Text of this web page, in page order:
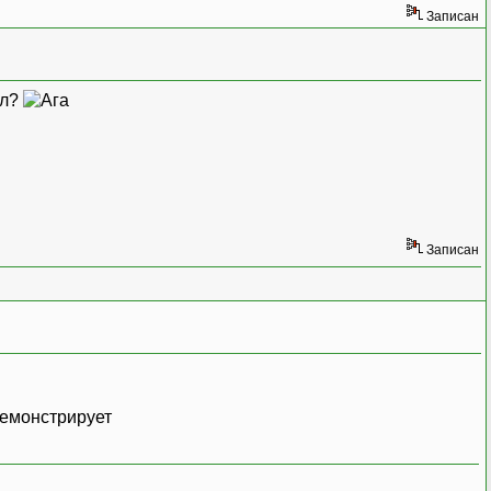
Записан
Записан